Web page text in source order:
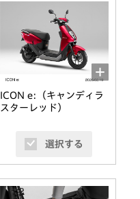
ICON e:（キャンディラ
スターレッド）
選択する